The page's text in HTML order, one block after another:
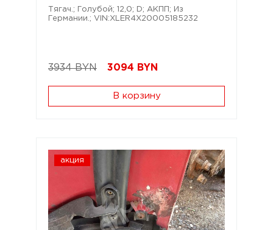
Тягач.; Голубой; 12,0; D; АКПП; Из
Германии.; VIN:XLER4X20005185232
3934 BYN 3094 BYN
В корзину
акция